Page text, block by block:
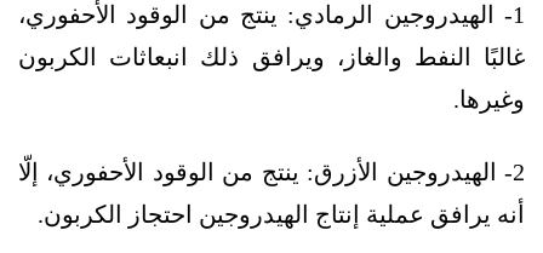
1- الهيدروجين الرمادي: ينتج من الوقود الأحفوري،
غالبًا النفط والغاز، ويرافق ذلك انبعاثات الكربون
وغيرها.
2- الهيدروجين الأزرق: ينتج من الوقود الأحفوري، إلّا
أنه يرافق عملية إنتاج الهيدروجين احتجاز الكربون.